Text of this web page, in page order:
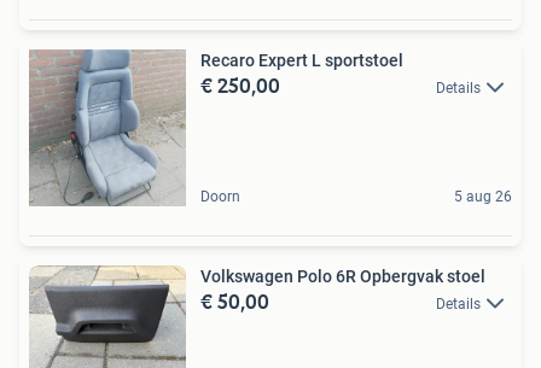
Recaro Expert L sportstoel
€ 250,00 Details
Doorn 5 aug 26
Volkswagen Polo 6R Opbergvak stoel
€ 50,00 Details